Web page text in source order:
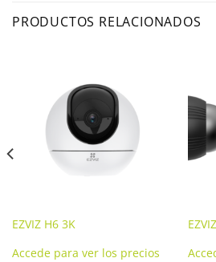
PRODUCTOS RELACIONADOS
EZVIZ H6 3K
Accede para ver los precios